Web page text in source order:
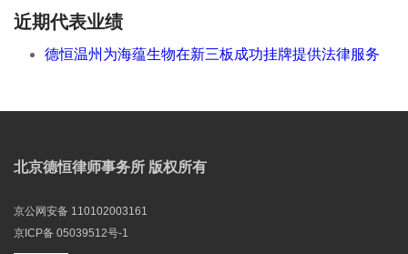
近期代表业绩
德恒温州为海蕴生物在新三板成功挂牌提供法律服务
北京德恒律师事务所 版权所有
京公网安备 110102003161
京ICP备 05039512号-1